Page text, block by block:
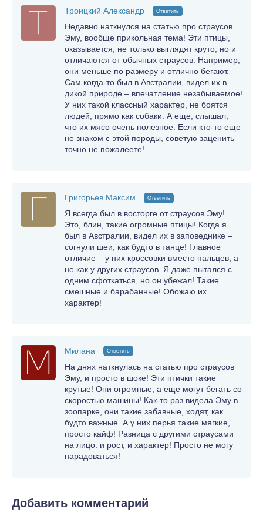
Троицкий Александр Ответить
Недавно наткнулся на статью про страусов
Эму, вообще прикольная тема! Эти птицы,
оказывается, не только выглядят круто, но и
отличаются от обычных страусов. Например,
они меньше по размеру и отлично бегают.
Сам когда-то был в Австралии, видел их в
дикой природе – впечатление незабываемое!
У них такой классный характер, не боятся
людей, прямо как собаки. А еще, слышал,
что их мясо очень полезное. Если кто-то еще
не знаком с этой породы, советую заценить –
точно не пожалеете!
Григорьев Максим Ответить
Я всегда был в восторге от страусов Эму!
Это, блин, такие огромные птицы! Когда я
был в Австралии, видел их в заповеднике –
согнули шеи, как будто в танце! Главное
отличие – у них кроссовки вместо пальцев, а
не как у других страусов. Я даже пытался с
одним сфоткаться, но он убежал! Такие
смешные и барабанные! Обожаю их
характер!
Милана Ответить
На днях наткнулась на статью про страусов
Эму, и просто в шоке! Эти птички такие
крутые! Они огромные, а еще могут бегать со
скоростью машины! Как-то раз видела Эму в
зоопарке, они такие забавные, ходят, как
будто важные. А у них перья такие мягкие,
просто кайф! Разница с другими страусами
на лицо: и рост, и характер! Просто не могу
нарадоваться!
Добавить комментарий